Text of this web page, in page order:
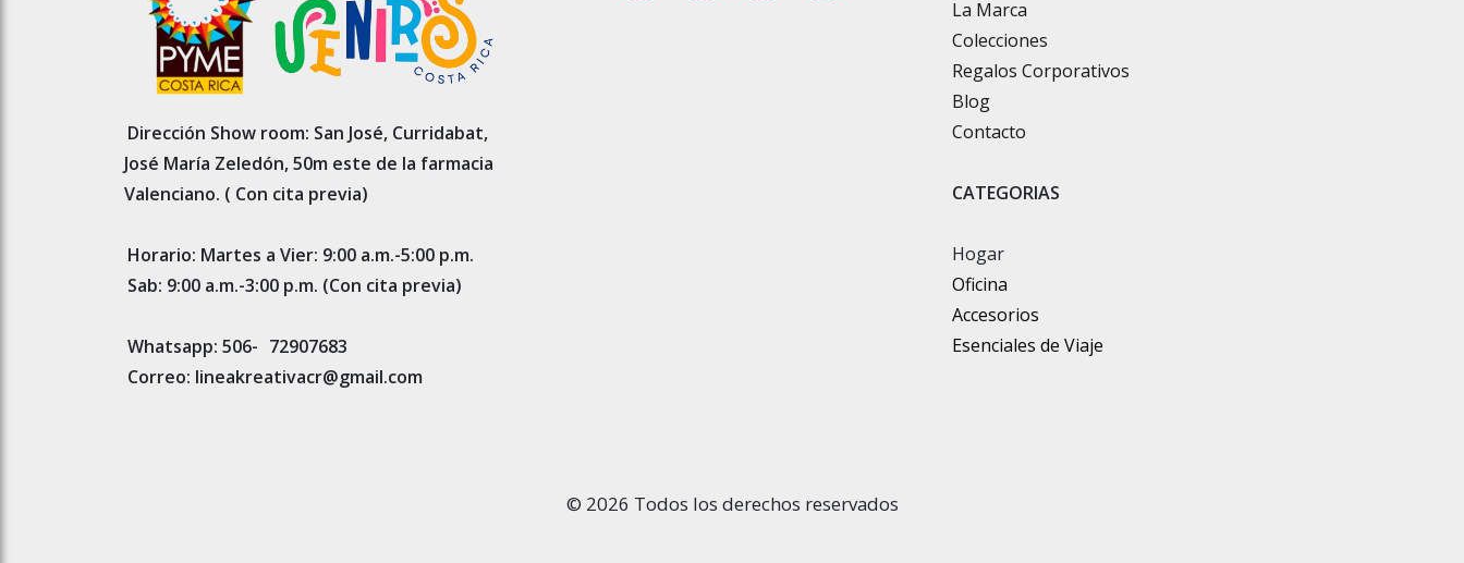
Dirección Show room: San José, Curridabat,
José María Zeledón, 50m este de la farmacia
Valenciano. ( Con cita previa)
Horario: Martes a Vier: 9:00 a.m.-5:00 p.m.
Sab: 9:00 a.m.-3:00 p.m. (Con cita previa)
Whatsapp: 506- 72907683
Correo: lineakreativacr@gmail.com
La Marca
Colecciones
Regalos Corporativos
Blog
Contacto
CATEGORIAS
Hogar
Oficina
Accesorios
Esenciales de Viaje
© 2026 Todos los derechos reservados